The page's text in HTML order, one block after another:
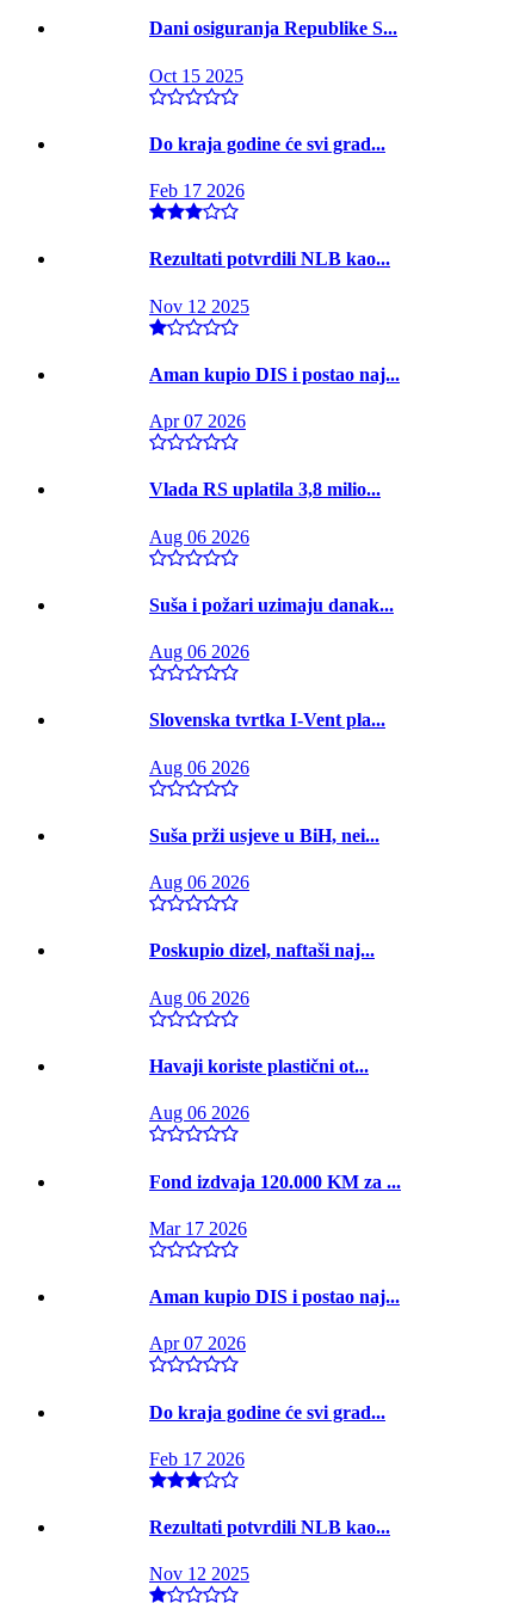
Dani osiguranja Republike S...
Oct 15 2025
Do kraja godine će svi grad...
Feb 17 2026
Rezultati potvrdili NLB kao...
Nov 12 2025
Aman kupio DIS i postao naj...
Apr 07 2026
Vlada RS uplatila 3,8 milio...
Aug 06 2026
Suša i požari uzimaju danak...
Aug 06 2026
Slovenska tvrtka I-Vent pla...
Aug 06 2026
Suša prži usjeve u BiH, nei...
Aug 06 2026
Poskupio dizel, naftaši naj...
Aug 06 2026
Havaji koriste plastični ot...
Aug 06 2026
Fond izdvaja 120.000 KM za ...
Mar 17 2026
Aman kupio DIS i postao naj...
Apr 07 2026
Do kraja godine će svi grad...
Feb 17 2026
Rezultati potvrdili NLB kao...
Nov 12 2025